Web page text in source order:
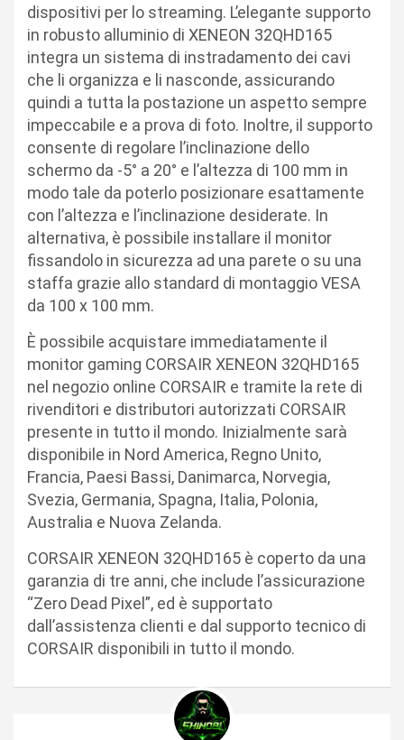
dispositivi per lo streaming. L’elegante supporto
in robusto alluminio di XENEON 32QHD165
integra un sistema di instradamento dei cavi
che li organizza e li nasconde, assicurando
quindi a tutta la postazione un aspetto sempre
impeccabile e a prova di foto. Inoltre, il supporto
consente di regolare l’inclinazione dello
schermo da -5° a 20° e l’altezza di 100 mm in
modo tale da poterlo posizionare esattamente
con l’altezza e l’inclinazione desiderate. In
alternativa, è possibile installare il monitor
fissandolo in sicurezza ad una parete o su una
staffa grazie allo standard di montaggio VESA
da 100 x 100 mm.
È possibile acquistare immediatamente il
monitor gaming CORSAIR XENEON 32QHD165
nel negozio online CORSAIR e tramite la rete di
rivenditori e distributori autorizzati CORSAIR
presente in tutto il mondo. Inizialmente sarà
disponibile in Nord America, Regno Unito,
Francia, Paesi Bassi, Danimarca, Norvegia,
Svezia, Germania, Spagna, Italia, Polonia,
Australia e Nuova Zelanda.
CORSAIR XENEON 32QHD165 è coperto da una
garanzia di tre anni, che include l’assicurazione
“Zero Dead Pixel”, ed è supportato
dall’assistenza clienti e dal supporto tecnico di
CORSAIR disponibili in tutto il mondo.